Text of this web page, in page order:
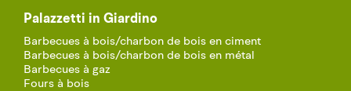
Palazzetti in Giardino
Barbecues à bois/charbon de bois en ciment
Barbecues à bois/charbon de bois en métal
Barbecues à gaz
Fours à bois